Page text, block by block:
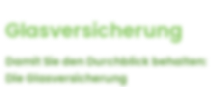
Glasversicherung
Damit Sie den Durchblick behalten:
Die Glasversicherung